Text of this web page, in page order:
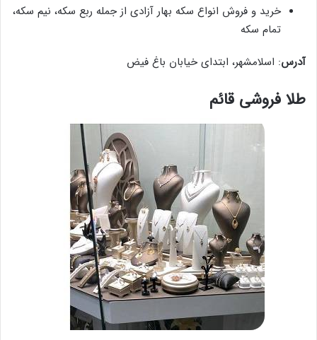
خرید و فروش انواع سکه بهار آزادی از جمله ربع سکه، نیم سکه،
تمام سکه
آدرس: اسلامشهر، ابتدای خیابان باغ فیض
طلا فروشی قائم